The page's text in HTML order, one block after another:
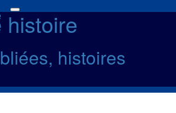
Toggle
navigation
histoire
histoires